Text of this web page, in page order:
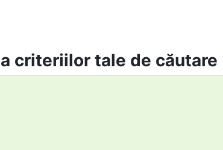
criteriilor tale de căutare